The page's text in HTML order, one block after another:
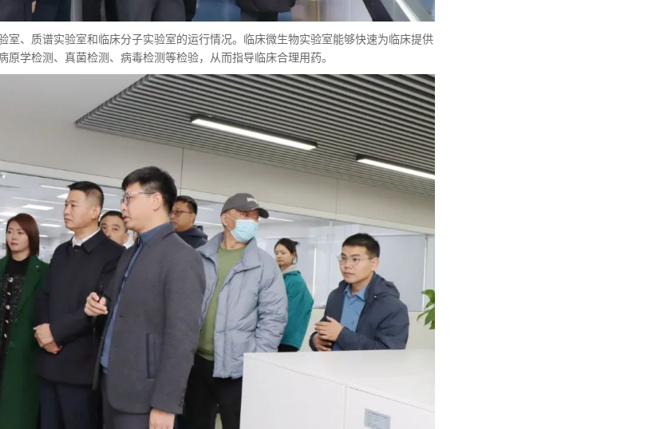
室、质谱实验室和临床分子实验室的运行情况。临床微生物实验室能够快速为临床提供
学检测、真菌检测、病毒检测等检验，从而指导临床合理用药。